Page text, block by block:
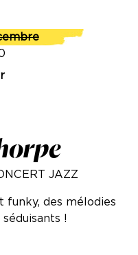
JAZZ
funky, des mélodies
!